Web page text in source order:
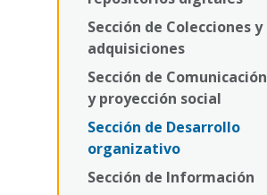
Sección de Colecciones y
adquisiciones
Sección de Comunicación
y proyección social
Sección de Desarrollo
organizativo
Sección de Información